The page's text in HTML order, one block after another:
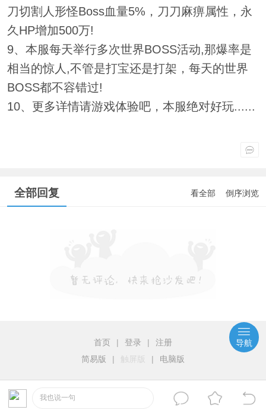
刀切割人形怪Boss血量5%，刀刀麻痹属性，永
久HP增加500万!
9、本服每天举行多次世界BOSS活动,那爆率是
相当的惊人,不管是打宝还是打架，每天的世界
BOSS都不容错过!
10、更多详情请游戏体验吧，本服绝对好玩......
全部回复 看全部 倒序浏览
我也说一句
首页 | 登录 |
注册
简易版
| 触屏版 | 电脑版
导航